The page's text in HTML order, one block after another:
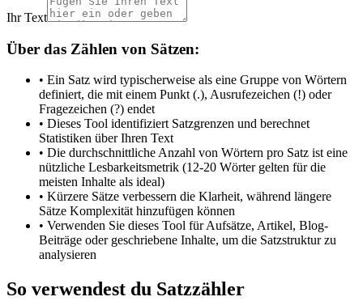
Ihr Text
Über das Zählen von Sätzen:
• Ein Satz wird typischerweise als eine Gruppe von Wörtern
definiert, die mit einem Punkt (.), Ausrufezeichen (!) oder
Fragezeichen (?) endet
• Dieses Tool identifiziert Satzgrenzen und berechnet
Statistiken über Ihren Text
• Die durchschnittliche Anzahl von Wörtern pro Satz ist eine
nützliche Lesbarkeitsmetrik (12-20 Wörter gelten für die
meisten Inhalte als ideal)
• Kürzere Sätze verbessern die Klarheit, während längere
Sätze Komplexität hinzufügen können
• Verwenden Sie dieses Tool für Aufsätze, Artikel, Blog-
Beiträge oder geschriebene Inhalte, um die Satzstruktur zu
analysieren
So verwendest du Satzzähler